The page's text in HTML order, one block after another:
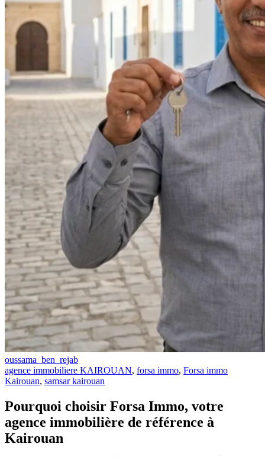
oussama_ben_rejab
agence immobiliere KAIROUAN, forsa immo, Forsa immo
Kairouan, samsar kairouan
Pourquoi choisir Forsa Immo, votre
agence immobilière de référence à
Kairouan